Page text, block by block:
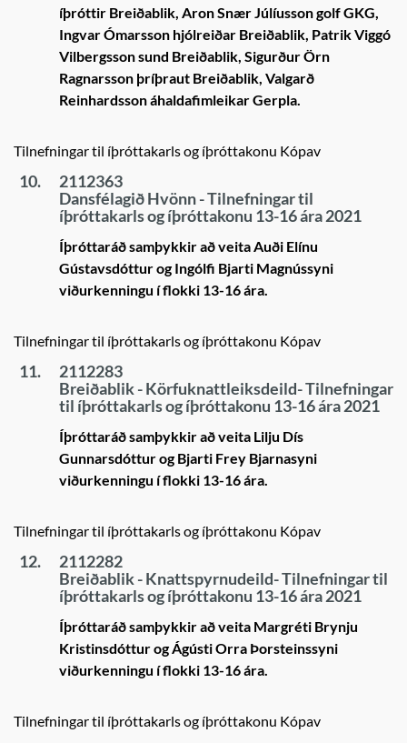
íþróttir Breiðablik, Aron Snær Júlíusson golf GKG,
Ingvar Ómarsson hjólreiðar Breiðablik, Patrik Viggó
Vilbergsson sund Breiðablik, Sigurður Örn
Ragnarsson þríþraut Breiðablik, Valgarð
Reinhardsson áhaldafimleikar Gerpla.
Tilnefningar til íþróttakarls og íþróttakonu Kópav
10.
2112363
Dansfélagið Hvönn - Tilnefningar til
íþróttakarls og íþróttakonu 13-16 ára 2021
Íþróttaráð samþykkir að veita Auði Elínu
Gústavsdóttur og Ingólfi Bjarti Magnússyni
viðurkenningu í flokki 13-16 ára.
Tilnefningar til íþróttakarls og íþróttakonu Kópav
11.
2112283
Breiðablik - Körfuknattleiksdeild- Tilnefningar
til íþróttakarls og íþróttakonu 13-16 ára 2021
Íþróttaráð samþykkir að veita Lilju Dís
Gunnarsdóttur og Bjarti Frey Bjarnasyni
viðurkenningu í flokki 13-16 ára.
Tilnefningar til íþróttakarls og íþróttakonu Kópav
12.
2112282
Breiðablik - Knattspyrnudeild- Tilnefningar til
íþróttakarls og íþróttakonu 13-16 ára 2021
Íþróttaráð samþykkir að veita Margréti Brynju
Kristinsdóttur og Ágústi Orra Þorsteinssyni
viðurkenningu í flokki 13-16 ára.
Tilnefningar til íþróttakarls og íþróttakonu Kópav